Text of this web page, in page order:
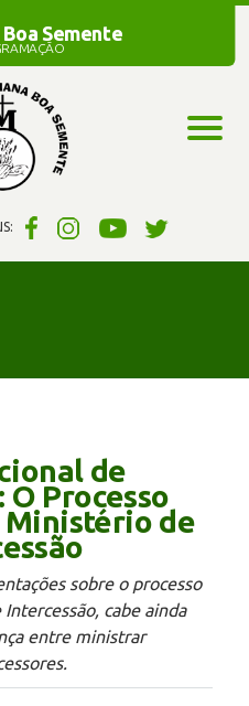
Semente
Semente
de
O Processo
Ministério de
sobre o processo
cabe ainda
entre ministrar